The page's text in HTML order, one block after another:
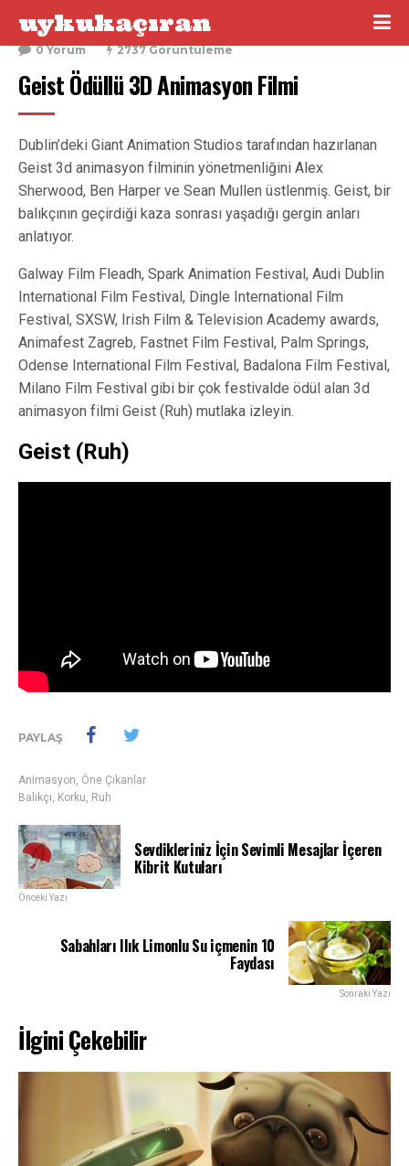
uykukaçıran
26 Kasım 2016
0 Yorum
2737 Görüntüleme
Geist Ödüllü 3D Animasyon Filmi
Dublin’deki Giant Animation Studios tarafından hazırlanan
Geist 3d animasyon filminin yönetmenliğini Alex
Sherwood, Ben Harper ve Sean Mullen üstlenmiş. Geist, bir
balıkçının geçirdiği kaza sonrası yaşadığı gergin anları
anlatıyor.
Galway Film Fleadh, Spark Animation Festival, Audi Dublin
International Film Festival, Dingle International Film
Festival, SXSW, Irish Film & Television Academy awards,
Animafest Zagreb, Fastnet Film Festival, Palm Springs,
Odense International Film Festival, Badalona Film Festival,
Milano Film Festival gibi bir çok festivalde ödül alan 3d
animasyon filmi Geist (Ruh) mutlaka izleyin.
Geist (Ruh)
PAYLAŞ
Animasyon, Öne Çıkanlar
Balıkçı, Korku, Ruh
Sevdikleriniz İçin Sevimli Mesajlar İçeren
Kibrit Kutuları
Önceki Yazı
Sabahları Ilık Limonlu Su içmenin 10
Faydası
Sonraki Yazı
İlgini Çekebilir